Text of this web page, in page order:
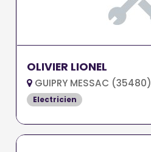
OLIVIER LIONEL
GUIPRY MESSAC (35480)
Electricien